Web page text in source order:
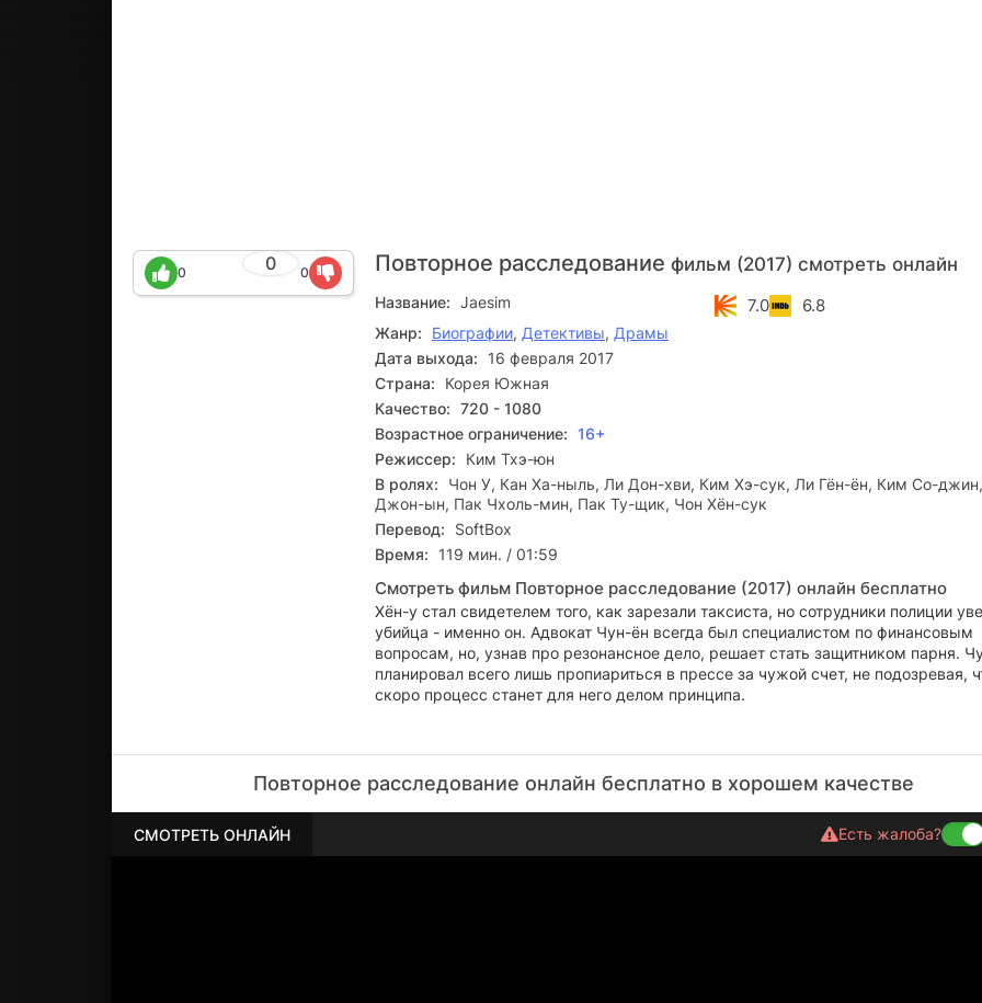
Повторное расследование фильм (2017) смотреть онлайн
0
0 0
Название: Jaesim 7.0 6.8
Жанр: Биографии, Детективы, Драмы
Дата выхода:
16 февраля 2017
Страна:
Корея Южная
Качество: 720 - 1080
Возрастное ограничение: 16+
Режиссер:
Ким Тхэ-юн
В ролях:
Чон У, Кан Ха-ныль, Ли Дон-хви, Ким Хэ-сук, Ли Гён-ён, Ким Со-
Джон-ын, Пак Чхоль-мин, Пак Ту-щик, Чон Хён-сук
Перевод:
SoftBox
Время:
119 мин. / 01:59
Смотреть фильм Повторное расследование (2017) онлайн бесплатно
Хён-у стал свидетелем того, как зарезали таксиста, но сотрудники полиции
убийца - именно он. Адвокат Чун-ён всегда был специалистом по финансовым
вопросам, но, узнав про резонансное дело, решает стать защитником парня.
планировал всего лишь пропиариться в прессе за чужой счет, не подозревая,
скоро процесс станет для него делом принципа.
Повторное расследование онлайн бесплатно в хорошем качестве
СМОТРЕТЬ ОНЛАЙН Есть жалоба?